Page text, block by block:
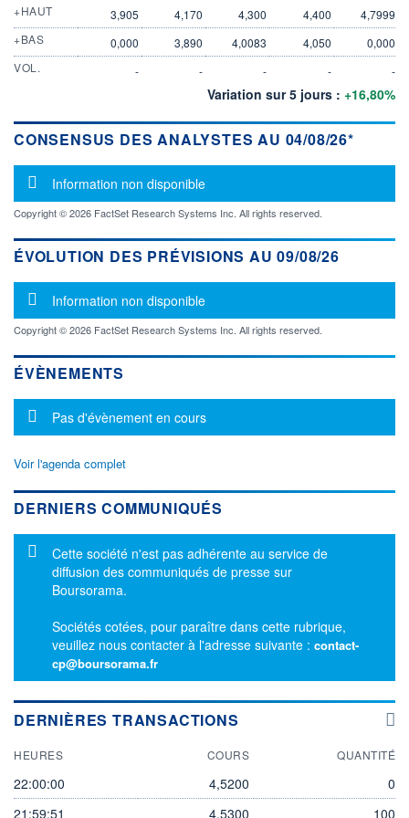
+HAUT
3,905 4,170 4,300 4,400
4,7999
+BAS
0,000 3,890 4,0083 4,050
0,000
VOL.
- - - - -
Variation sur 5 jours : +16,80%
CONSENSUS DES ANALYSTES AU 04/08/26*
Message d'information
Information non disponible
Copyright © 2026 FactSet Research Systems Inc. All rights reserved.
ÉVOLUTION DES PRÉVISIONS AU 09/08/26
Message d'information
Information non disponible
Copyright © 2026 FactSet Research Systems Inc. All rights reserved.
ÉVÈNEMENTS
Message d'information
Pas d'évènement en cours
Voir l'agenda complet
DERNIERS COMMUNIQUÉS
Message d'information
Cette société n'est pas adhérente au service de
diffusion des communiqués de presse sur
Boursorama.
Sociétés cotées, pour paraître dans cette rubrique,
veuillez nous contacter à l'adresse suivante : contact-
cp@boursorama.fr
DERNIÈRES TRANSACTIONS
HEURES COURS QUANTITÉ
22:00:00 4,5200
0
21:59:51
4,5300 100